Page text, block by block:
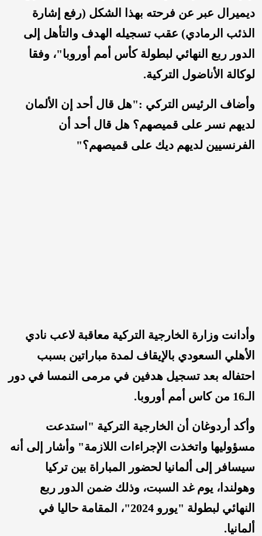
ديميرال عبر عن فرحته بهذا الشكل (رفع إشارة
الذئب الرمادي) عقب تسجيله الهدف والتأهل إلى
الدور ربع النهائي لبطولة كأس أمم أوروبا"، وفقا
لوكالة الأناضول التركية.
وأضاف الرئيس التركي :"هل قال أحد إن الألمان
لديهم نسر على قميصهم؟ هل قال أحد أن
الفرنسيين لديهم ديك على قميصهم؟"
وأدانت وزارة الخارجية التركية معاقبة لاعب نادي
الأهلي السعودي بالإيقاف لمدة مباراتين بسبب
احتفاله بعد تسجيل هدفين في مرمى النمسا في دور
الـ16 من كاس أمم أوروبا.
وأكد أردوغان أن الخارجية التركية "استدعت
مسؤوليها واتخذت الإجراءات اللازمة" وأشار إلى أنه
سيسافر إلى ألمانيا لحضور المباراة بين تركيا
وهولندا، يوم غد السبت، وذلك ضمن الدور ربع
النهائي لبطولة "يورو 2024"، المقامة حاليا في
ألمانيا.